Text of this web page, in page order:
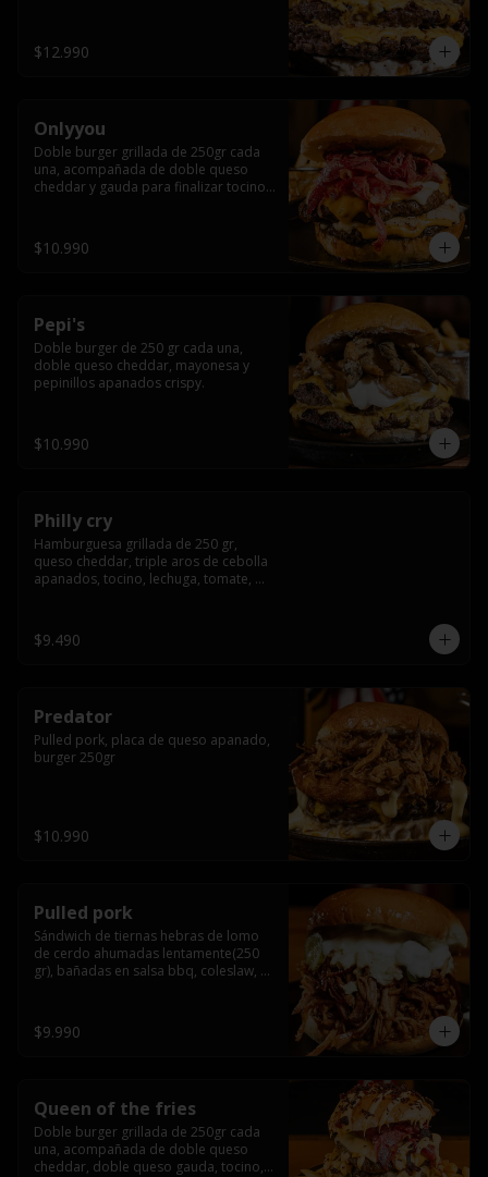
$12.990
Onlyyou
Doble burger grillada de 250gr cada
una, acompañada de doble queso
cheddar y gauda para finalizar tocino
$10.990
Pepi's
Doble burger de 250 gr cada una,
doble queso cheddar, mayonesa y
pepinillos apanados crispy.
$10.990
Philly cry
Hamburguesa grillada de 250 gr,
queso cheddar, triple aros de cebolla
apanados, tocino, lechuga, tomate,
$9.490
Predator
Pulled pork, placa de queso apanado,
burger 250gr
$10.990
Pulled pork
Sándwich de tiernas hebras de lomo
de cerdo ahumadas lentamente(250
gr), bañadas en salsa bbq, coleslaw,
$9.990
Queen of the fries
Doble burger grillada de 250gr cada
una, acompañada de doble queso
cheddar, doble queso gauda, tocino,